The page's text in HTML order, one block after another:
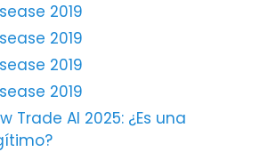
2019
2019
2019
2019
Trade AI 2025: ¿Es una